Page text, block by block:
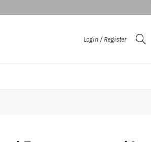
Login / Register